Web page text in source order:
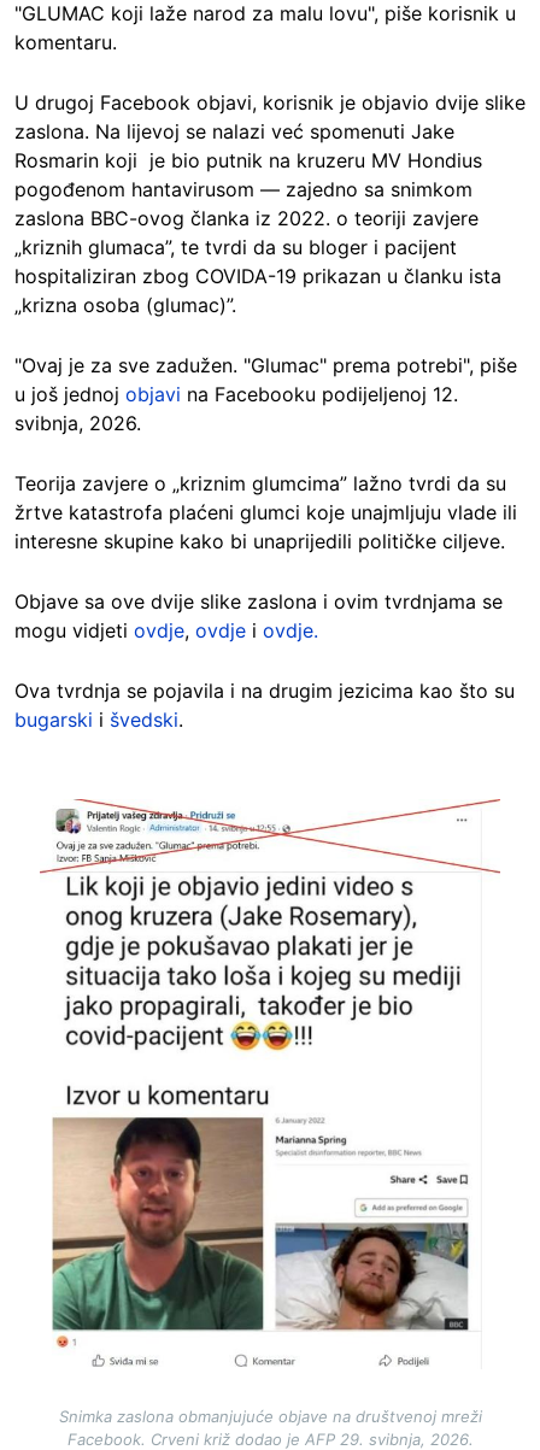
"GLUMAC koji laže narod za malu lovu", piše korisnik u
komentaru.
U drugoj Facebook objavi, korisnik je objavio dvije slike
zaslona. Na lijevoj se nalazi već spomenuti Jake
Rosmarin koji je bio putnik na kruzeru MV Hondius
pogođenom hantavirusom — zajedno sa snimkom
zaslona BBC-ovog članka iz 2022. o teoriji zavjere
„kriznih glumaca”, te tvrdi da su bloger i pacijent
hospitaliziran zbog COVIDA-19 prikazan u članku ista
„krizna osoba (glumac)”.
"Ovaj je za sve zadužen. "Glumac" prema potrebi", piše
u još jednoj objavi na Facebooku podijeljenoj 12.
svibnja, 2026.
Teorija zavjere o „kriznim glumcima” lažno tvrdi da su
žrtve katastrofa plaćeni glumci koje unajmljuju vlade ili
interesne skupine kako bi unaprijedili političke ciljeve.
Objave sa ove dvije slike zaslona i ovim tvrdnjama se
mogu vidjeti ovdje, ovdje i ovdje.
Ova tvrdnja se pojavila i na drugim jezicima kao što su
bugarski i švedski.
Image
Snimka zaslona obmanjujuće objave na društvenoj mreži
Facebook. Crveni križ dodao je AFP 29. svibnja, 2026.